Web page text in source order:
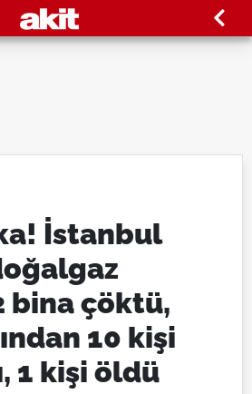
İstanbul
bina çöktü,
10 kişi
1 kişi öldü